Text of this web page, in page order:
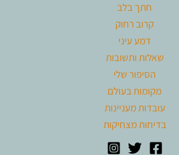
חתך בלב
קרוב רחוק
דמע עיני
שאלות ותשובות
הסיפור שלי
מקומות בעולם
עובדות מעניינות
בדיחות מצחיקות